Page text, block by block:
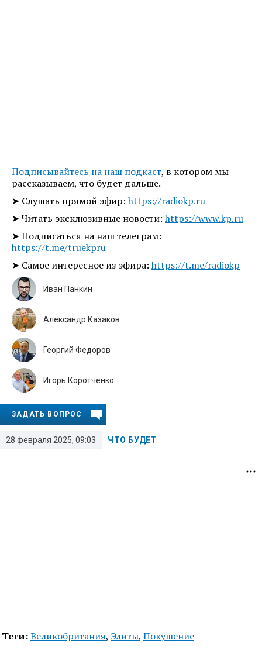
Подписывайтесь на наш подкаст, в котором мы
рассказываем, что будет дальше.
➤ Слушать прямой эфир:https://radiokp.ru
➤ Читать эксклюзивные новости:https://www.kp.ru
➤ Подписаться на наш телеграм:
https://t.me/truekpru
➤ Самое интересное из эфира:https://t.me/radiokp
28 февраля 2025, 09:03 ЧТО БУДЕТ
Иван Панкин
Александр Казаков
Георгий Федоров
Игорь Коротченко
ЗАДАТЬ ВОПРОС
Теги:Великобритания, Элиты, Покушение